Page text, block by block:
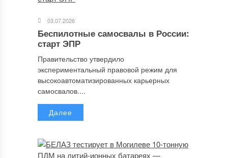
03.07.2026
Беспилотные самосвалы в России:
старт ЭПР
Правительство утвердило
экспериментальный правовой режим для
высокоавтоматизированных карьерных
самосвалов....
Далее